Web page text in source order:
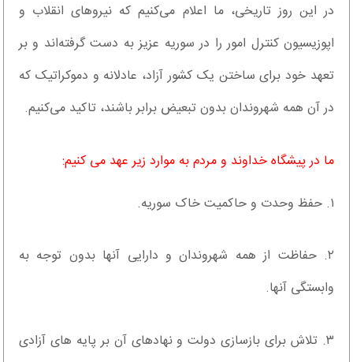
در این روز تاریخی، ما اعلام می‌کنیم که نیروهای انقلاب و
اپوزیسیون کنترل امور را در سوریه عزیز به دست گرفته‌اند و بر
تعهد خود برای ساختن یک کشور آزاد، عادلانه و دموکراتیک که
در آن همه شهروندان بدون تبعیض برابر باشند، تاکید می‌کنیم.
ما در پیشگاه خداوند و مردم به موارد زیر عهد می کنیم:
۱. حفظ وحدت و حاکمیت خاک سوریه.
۲. حفاظت از همه شهروندان و دارایی آنها بدون توجه به
وابستگی آنها.
۳. تلاش برای بازسازی دولت و نهادهای آن بر پایه های آزادی